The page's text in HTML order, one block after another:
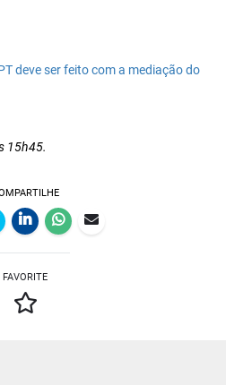
deve ser feito com a mediação do
15h45.
FAVORITE